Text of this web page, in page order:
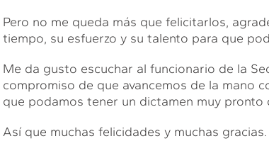
Pero no me queda más que felicitarlos,
tiempo, su esfuerzo y su talento para que
Me da gusto escuchar al funcionario de la
compromiso de que avancemos de la mano
que podamos tener un dictamen muy pronto
Así que muchas felicidades y muchas gracias.